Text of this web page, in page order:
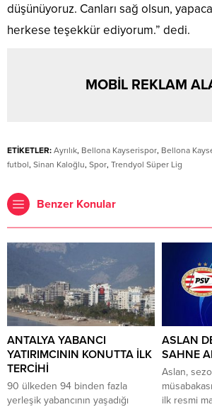
düşünüyoruz. Canları sağ olsun,
herkese teşekkür ediyorum.” dedi.
MOBİL REKLAM
ETİKETLER: Ayrılık, Bellona Kayserispor, Bellona
futbol, Sinan Kaloğlu, Spor, Trendyol Süper Lig
Benzer Konular
ANTALYA YABANCI
YATIRIMCININ KONUTTA İLK
TERCİHİ
90 ülkeden 94 binden fazla
yerleşik yabancının yaşadığı
ASLAN
SAHNE
Aslan,
ilk resmi